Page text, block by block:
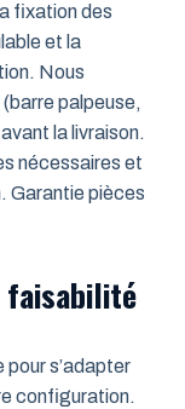
fixation des
et la
Nous
palpeuse,
la livraison.
nécessaires et
Garantie pièces
faisabilité
s’adapter
configuration.